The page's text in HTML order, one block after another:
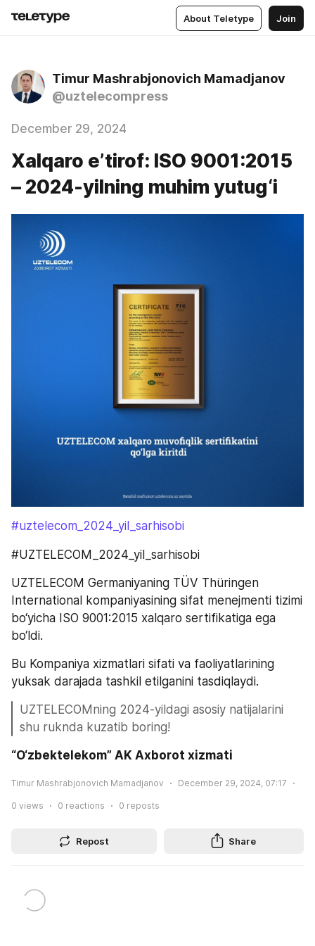
About Teletype Join
Timur Mashrabjonovich Mamadjanov
@uztelecompress
December 29, 2024
Xalqaro e’tirof: ISO 9001:2015
– 2024-yilning muhim yutug‘i
#uztelecom_2024_yil_sarhisobi
#UZTELECOM_2024_yil_sarhisobi
UZTELECOM Germaniyaning TÜV Thüringen
International kompaniyasining sifat menejmenti tizimi
bo‘yicha ISO 9001:2015 xalqaro sertifikatiga ega
bo‘ldi.
Bu Kompaniya xizmatlari sifati va faoliyatlarining
yuksak darajada tashkil etilganini tasdiqlaydi.
UZTELECOMning 2024-yildagi asosiy natijalarini
shu ruknda kuzatib boring!
“O‘zbektelekom” AK Axborot xizmati
Timur Mashrabjonovich Mamadjanov December 29, 2024, 07:17
0 views 0 reactions 0 reposts
Repost Share